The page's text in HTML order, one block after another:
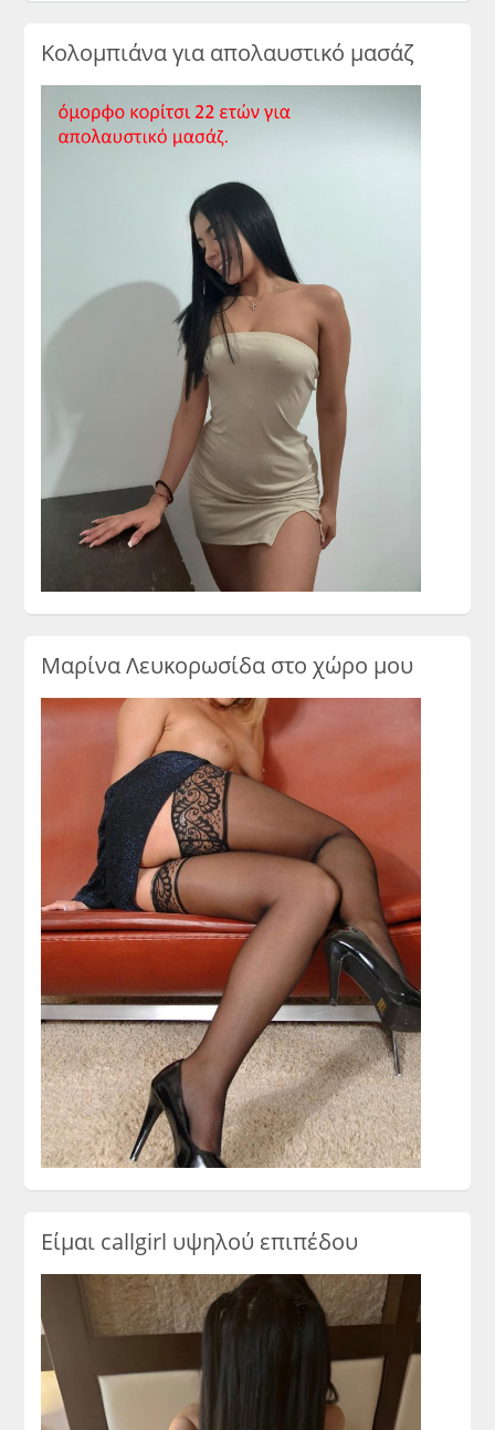
Κολομπιάνα για απολαυστικό μασάζ
Μαρίνα Λευκορωσίδα στο χώρο μου
Είμαι callgirl υψηλού επιπέδου